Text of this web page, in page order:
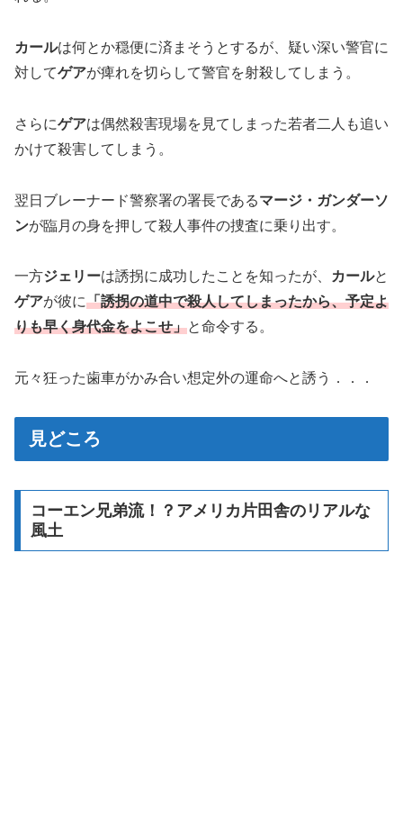
カールは何とか穏便に済まそうとするが、疑い深い警官に
対してゲアが痺れを切らして警官を射殺してしまう。
さらにゲアは偶然殺害現場を見てしまった若者二人も追い
かけて殺害してしまう。
翌日ブレーナード警察署の署長であるマージ・ガンダーソ
ンが臨月の身を押して殺人事件の捜査に乗り出す。
一方ジェリーは誘拐に成功したことを知ったが、 カールと
ゲアが彼に「誘拐の道中で殺人してしまったから、予定よ
りも早く身代金をよこせ」と命令する。
元々狂った歯車がかみ合い想定外の運命へと誘う．．．
見どころ
コーエン兄弟流！？アメリカ片田舎のリアルな
風土